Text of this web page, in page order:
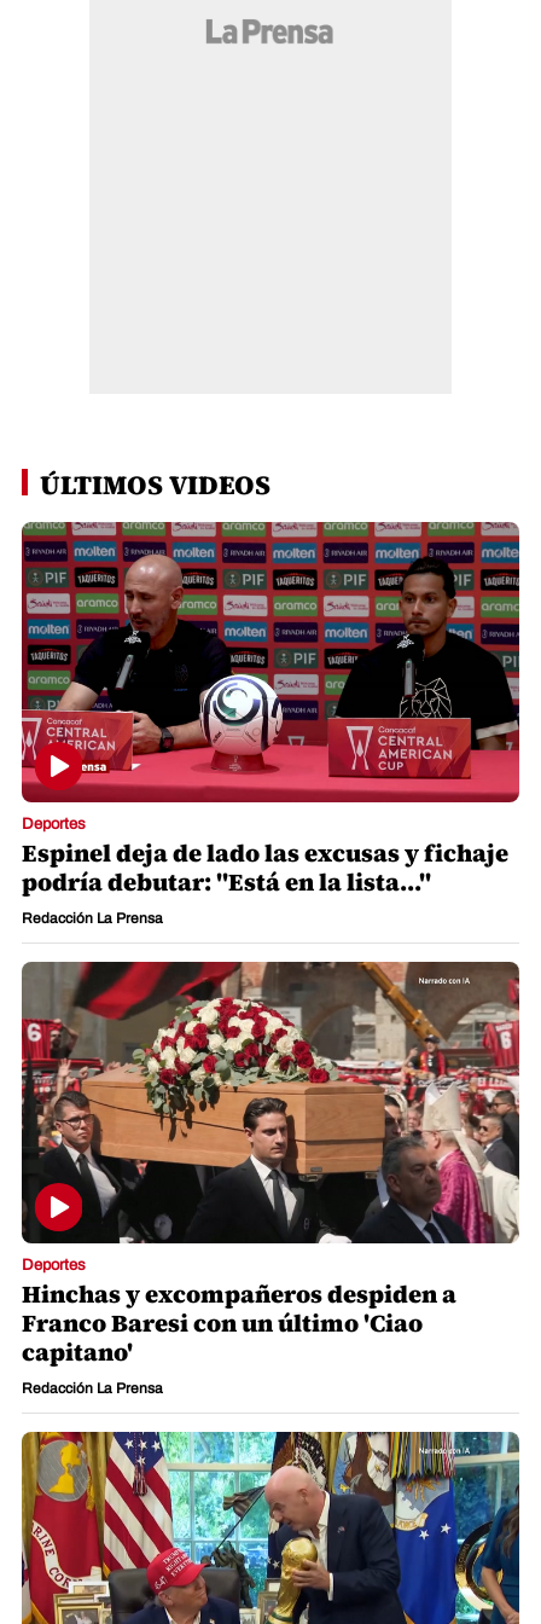
ÚLTIMOS VIDEOS
Deportes
Espinel deja de lado las excusas y fichaje
podría debutar: "Está en la lista..."
Redacción La Prensa
Deportes
Hinchas y excompañeros despiden a
Franco Baresi con un último 'Ciao
capitano'
Redacción La Prensa